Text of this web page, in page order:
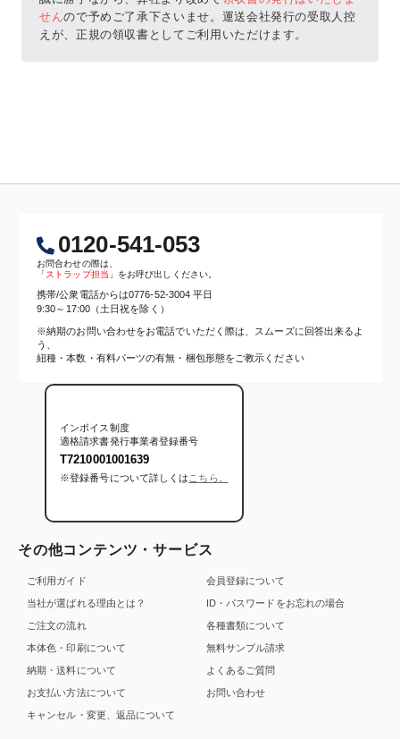
0120-541-053
お問合わせの際は、
「 ストラップ担当 」をお呼び出しください。
携帯/公衆電話からは0776-52-3004 平日
9:30～17:00（土日祝を除く）
※納期のお問い合わせをお電話でいただく際は、スムーズに回答出来るよ
う、
紐種・本数・有料パーツの有無・梱包形態をご教示ください
インボイス制度
適格請求書発行事業者登録番号
T7210001001639
※登録番号について詳しくはこちら。
その他コンテンツ・サービス
ご利用ガイド
当社が選ばれる理由とは？
ご注文の流れ
本体色・印刷について
納期・送料について
お支払い方法について
キャンセル・変更、返品について
会員登録について
ID・パスワードをお忘れの場合
各種書類について
無料サンプル請求
よくあるご質問
お問い合わせ